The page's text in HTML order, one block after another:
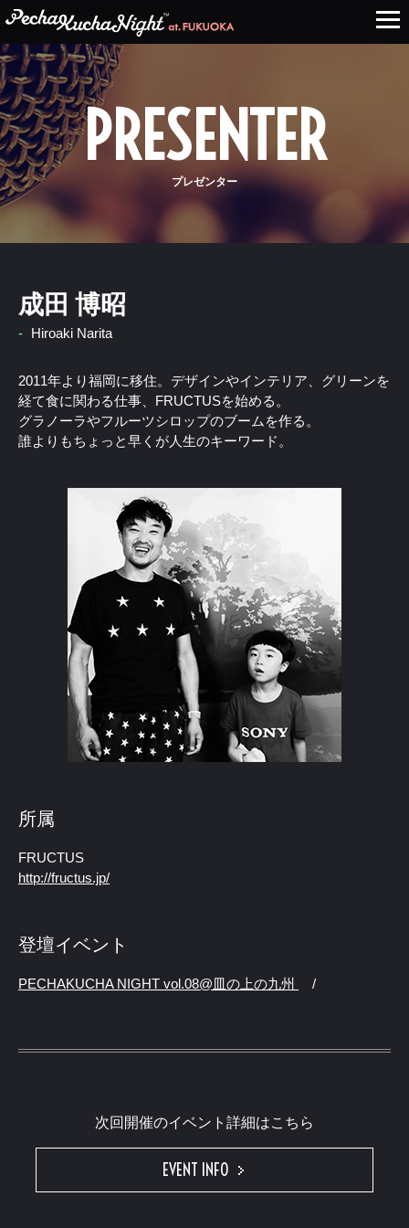
PRESENTER
プレゼンター
成田 博昭
- Hiroaki Narita
2011年より福岡に移住。デザインやインテリア、グリーンを
経て食に関わる仕事、FRUCTUSを始める。
グラノーラやフルーツシロップのブームを作る。
誰よりもちょっと早くが人生のキーワード。
所属
FRUCTUS
http://fructus.jp/
登壇イベント
PECHAKUCHA NIGHT vol.08@皿の上の九州 /
次回開催のイベント詳細はこちら
EVENT INFO